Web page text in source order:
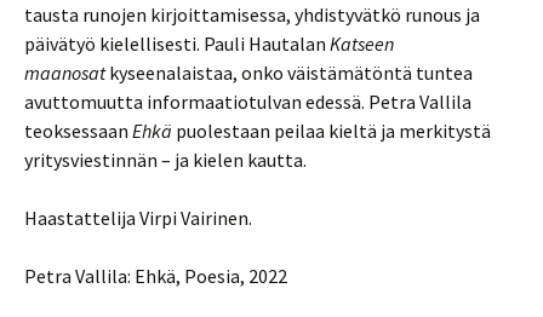
tausta runojen kirjoittamisessa, yhdistyvätkö runous ja
päivätyö kielellisesti. Pauli Hautalan Katseen
maanosatkyseenalaistaa, onko väistämätöntä tuntea
avuttomuutta informaatiotulvan edessä. Petra Vallila
teoksessaan Ehkä puolestaan peilaa kieltä ja merkitystä
yritysviestinnän – ja kielen kautta.
Haastattelija Virpi Vairinen.
Petra Vallila: Ehkä, Poesia, 2022